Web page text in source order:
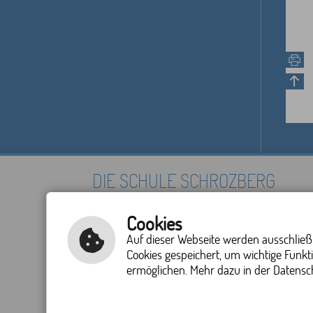
DIE SCHULE SCHROZBERG
74575 SchrozbergFax: 07935 913011
E-Mail schreiben
IMPRESSUM|HILFE| INHALT|
Cookies
Auf dieser Webseite werden
Cookies gespeichert, um wichtige
ermöglichen. Mehr dazu in der